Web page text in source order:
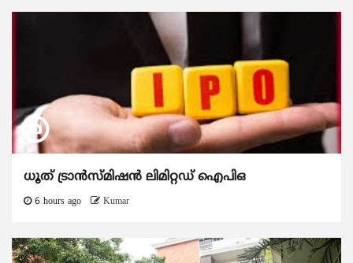
ധൂത് ട്രാൻസ്മിഷൻ ലിമിറ്റഡ് ഐപിഒ
6 hours ago Kumar